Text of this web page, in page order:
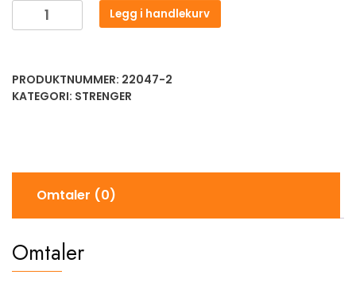
Legg i handlekurv
PRODUKTNUMMER: 22047-2
KATEGORI: STRENGER
Omtaler (0)
Omtaler